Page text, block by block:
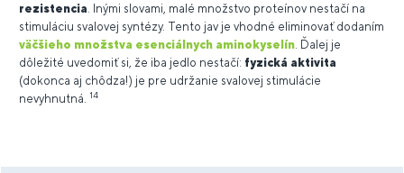
rezistencia . Inými slovami, malé množstvo proteínov nestačí na
stimuláciu svalovej syntézy. Tento jav je vhodné eliminovať dodaním
väčšieho množstva esenciálnych aminokyselín . Ďalej je
dôležité uvedomiť si, že iba jedlo nestačí: fyzická aktivita
(dokonca aj chôdza!) je pre udržanie svalovej stimulácie
nevyhnutná.
14